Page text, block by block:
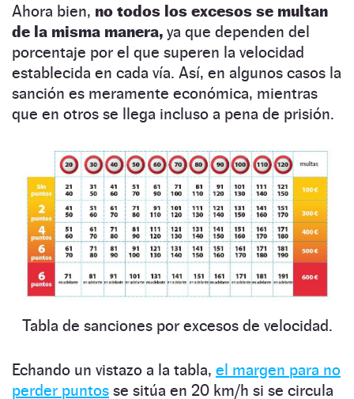
Ahora bien, no todos los excesos se multan
de la misma manera, ya que dependen del
porcentaje por el que superen la velocidad
establecida en cada vía. Así, en algunos casos la
sanción es meramente económica, mientras
que en otros se llega incluso a pena de prisión.
Tabla de sanciones por excesos de velocidad.
Echando un vistazo a la tabla, el margen para no
perder puntos se sitúa en 20 km/h si se circula